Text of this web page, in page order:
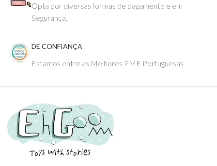
Opta por diversas formas de pagamento e em
Segurança.
DE CONFIANÇA
Estamos entre as Melhores PME Portuguesas